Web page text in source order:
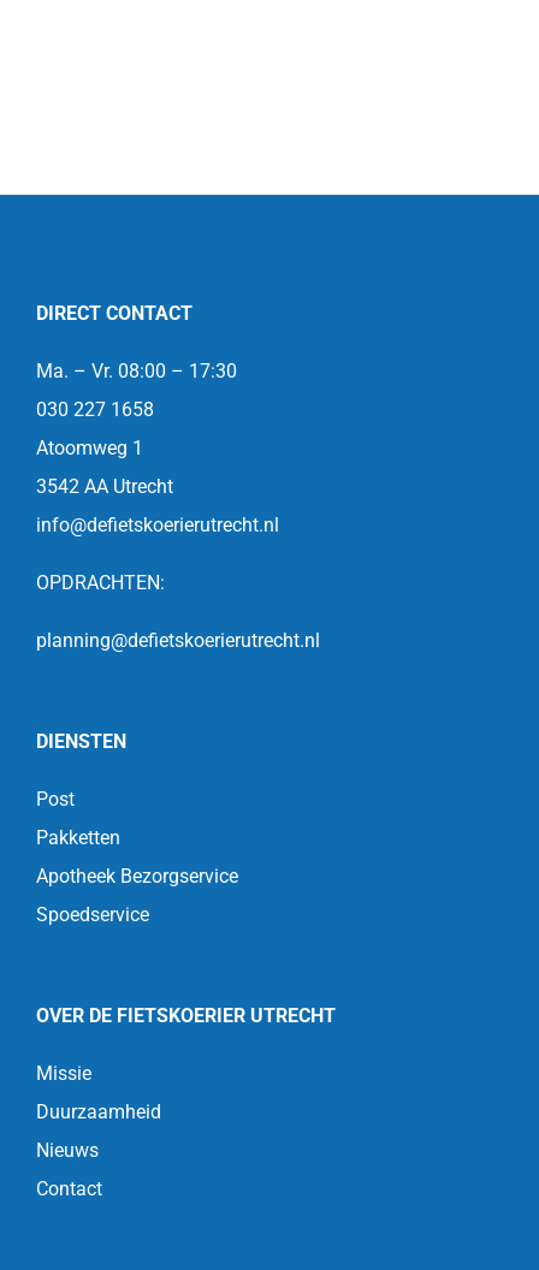
DIRECT CONTACT
Ma. – Vr. 08:00 – 17:30
030 227 1658
Atoomweg 1
3542 AA Utrecht
info@defietskoerierutrecht.nl
OPDRACHTEN:
planning@defietskoerierutrecht.nl
DIENSTEN
Post
Pakketten
Apotheek Bezorgservice
Spoedservice
OVER DE FIETSKOERIER UTRECHT
Missie
Duurzaamheid
Nieuws
Contact